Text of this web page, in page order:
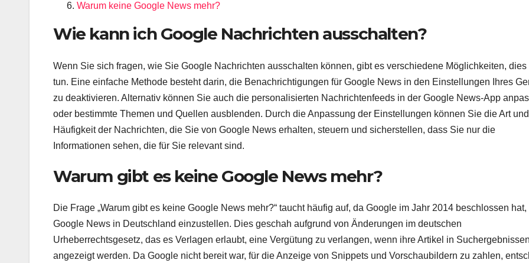
Warum keine Google News mehr?
Wie kann ich Google Nachrichten ausschalten?
Wenn Sie sich fragen, wie Sie Google Nachrichten ausschalten können, gibt es verschiedene Möglichkeiten, dies
tun. Eine einfache Methode besteht darin, die Benachrichtigungen für Google News in den Einstellungen Ihres
zu deaktivieren. Alternativ können Sie auch die personalisierten Nachrichtenfeeds in der Google News-App
oder bestimmte Themen und Quellen ausblenden. Durch die Anpassung der Einstellungen können Sie die Art und
Häufigkeit der Nachrichten, die Sie von Google News erhalten, steuern und sicherstellen, dass Sie nur die
Informationen sehen, die für Sie relevant sind.
Warum gibt es keine Google News mehr?
Die Frage „Warum gibt es keine Google News mehr?“ taucht häufig auf, da Google im Jahr 2014 beschlossen hat,
Google News in Deutschland einzustellen. Dies geschah aufgrund von Änderungen im deutschen
Urheberrechtsgesetz, das es Verlagen erlaubt, eine Vergütung zu verlangen, wenn ihre Artikel in
angezeigt werden. Da Google nicht bereit war, für die Anzeige von Snippets und Vorschaubildern zu zahlen,